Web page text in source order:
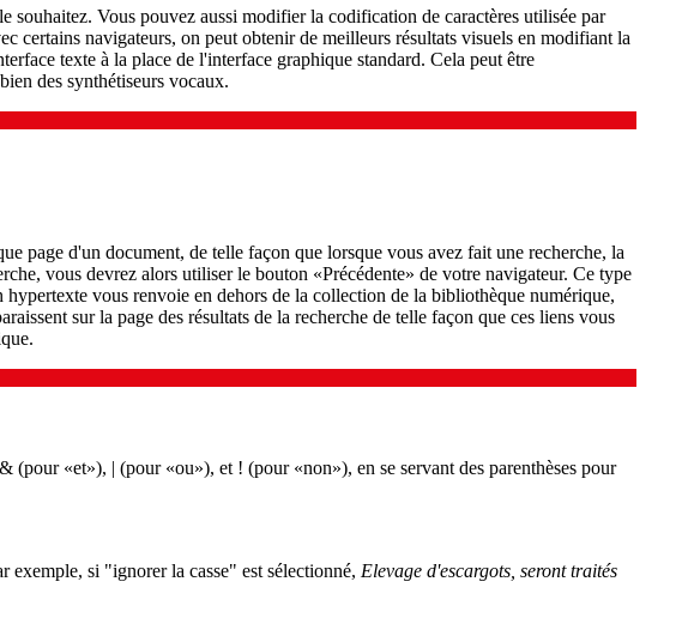
souhaitez. Vous pouvez aussi modifier la codification de caractères utilisée par
certains navigateurs, on peut obtenir de meilleurs résultats visuels en modifiant la
texte à la place de l'interface graphique standard. Cela peut être
des synthétiseurs vocaux.
page d'un document, de telle façon que lorsque vous avez fait une recherche, la
vous devrez alors utiliser le bouton «Précédente» de votre navigateur. Ce type
vous renvoie en dehors de la collection de la bibliothèque numérique,
sur la page des résultats de la recherche de telle façon que ces liens vous
«et»), | (pour «ou»), et ! (pour «non»), en se servant des parenthèses pour
exemple, si "ignorer la casse" est sélectionné, Elevage d'escargots , seront traités